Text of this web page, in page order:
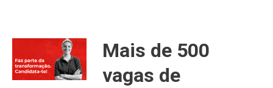
Mais de 500
vagas de